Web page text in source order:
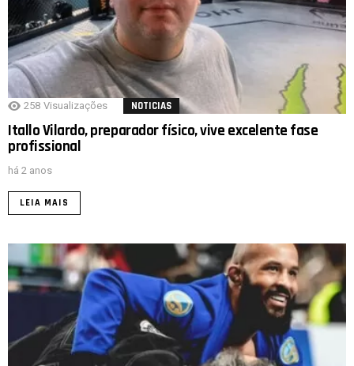
258 Visualizações NOTICIAS
Itallo Vilardo, preparador físico, vive excelente fase
profissional
há 2 anos
LEIA MAIS